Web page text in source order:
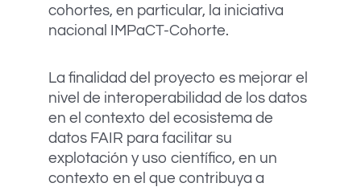
cohortes, en particular, la iniciativa
nacional IMPaCT-Cohorte.
La finalidad del proyecto es mejorar el
nivel de interoperabilidad de los datos
en el contexto del ecosistema de
datos FAIR para facilitar su
explotación y uso científico, en un
contexto en el que contribuya a